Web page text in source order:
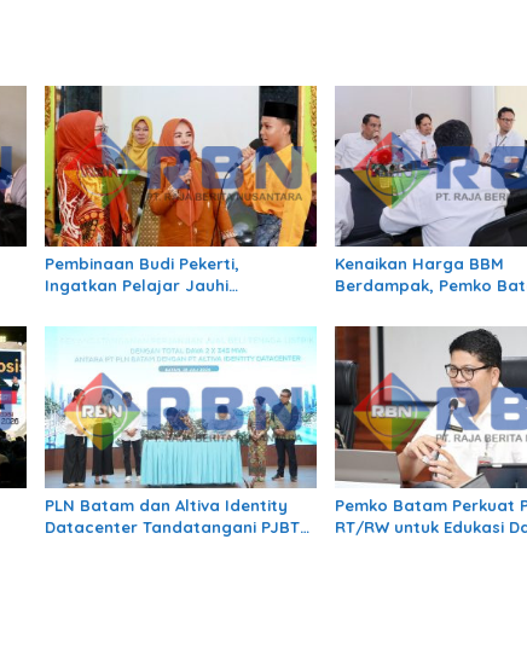
Pembinaan Budi Pekerti,
Ingatkan Pelajar Jauhi
Bermedia Sosial
Kenaikan Harga BBM
Berdampak, Pemko
Kolaborasi TPID
PLN Batam dan Altiva Identity
Datacenter Tandatangani PJBTL
Pemko Batam Perkuat
RT/RW untuk Edukasi